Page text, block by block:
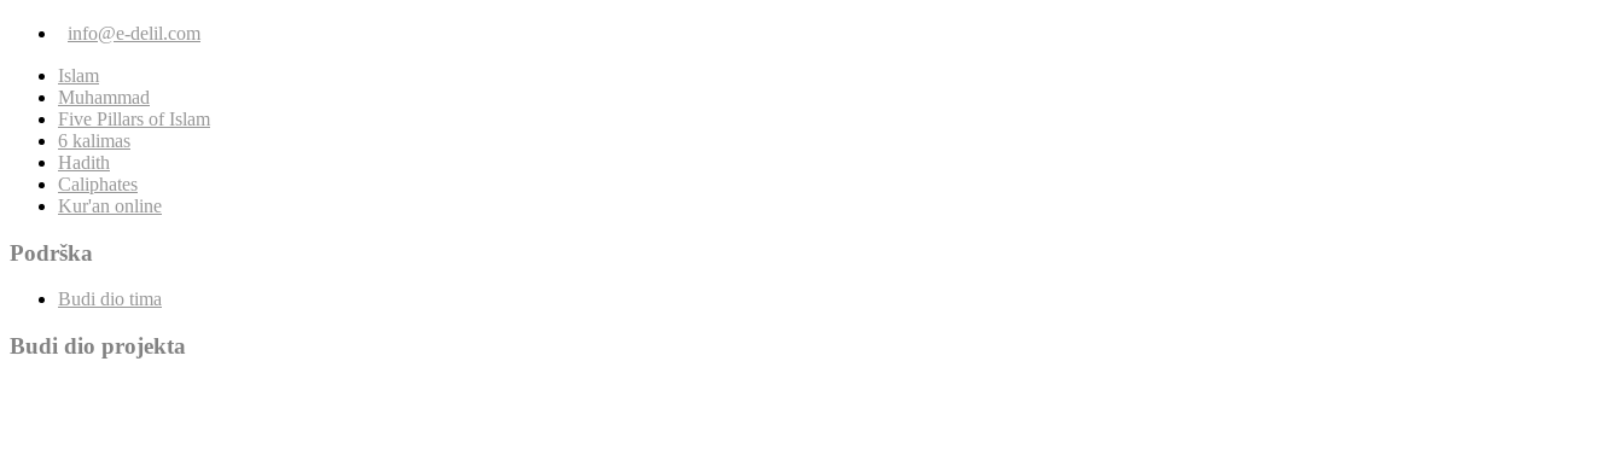
info@e-delil.com
Islam
Muhammad
Five Pillars of Islam
6 kalimas
Hadith
Caliphates
Kur'an online
Podrška
Budi dio tima
Budi dio projekta